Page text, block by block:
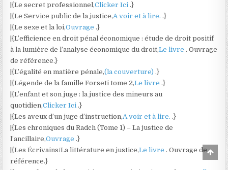
|{Le secret professionnel,Clicker Ici.}
|{Le Service public de la justice,A voir et à lire..}
|{Le sexe et la loi,Ouvrage.}
|{L’efficience en droit pénal économique : étude de droit positif
à la lumière de l’analyse économique du droit,Le livre. Ouvrage
de référence.}
|{L’égalité en matière pénale,(la couverture).}
|{Légende de la famille Forseti tome 2,Le livre.}
|{L’enfant et son juge : la justice des mineurs au
quotidien,Clicker Ici.}
|{Les aveux d’un juge d’instruction,A voir et à lire..}
|{Les chroniques du Radch (Tome 1) – La justice de
l’ancillaire,Ouvrage.}
|{Les Écrivains/La littérature en justice,Le livre. Ouvrage de
référence.}
to
Top